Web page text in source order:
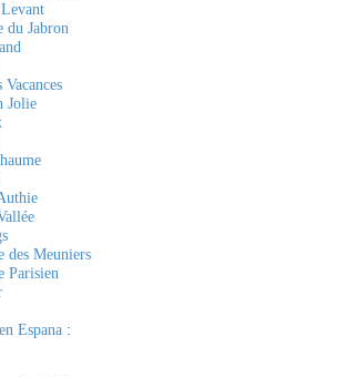
du Jabron
Jolie
des Meuniers
Parisien
Espana: